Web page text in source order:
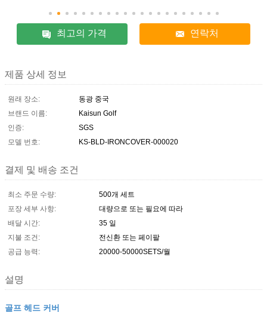
최고의 가격 연락처
제품 상세 정보
원래 장소:
동광 중국
브랜드 이름:
Kaisun Golf
인증:
SGS
모델 번호:
KS-BLD-IRONCOVER-000020
결제 및 배송 조건
최소 주문 수량:
500개 세트
포장 세부 사항:
대량으로 또는 필요에 따라
배달 시간:
35 일
지불 조건:
전신환 또는 페이팔
공급 능력:
20000-50000SETS/월
설명
골프 헤드 커버